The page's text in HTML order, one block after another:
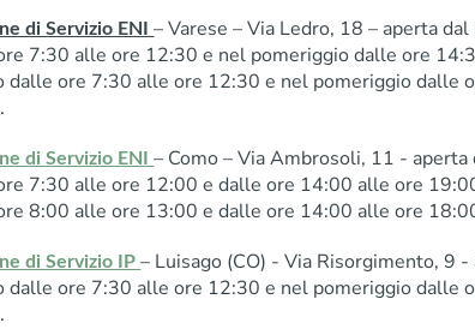
di Servizio ENI– Varese – Via Ledro, 18 – aperta
7:30 alle ore 12:30 e nel pomeriggio dalle ore
dalle ore 7:30 alle ore 12:30 e nel pomeriggio dalle
di Servizio ENI– Como – Via Ambrosoli, 11 - aperta
7:30 alle ore 12:00 e dalle ore 14:00 alle ore
8:00 alle ore 13:00 e dalle ore 14:00 alle ore
di Servizio IP– Luisago (CO) - Via Risorgimento, 9
dalle ore 7:30 alle ore 12:30 e nel pomeriggio dalle